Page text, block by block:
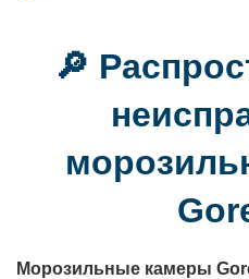
🔎
Морозильные камеры